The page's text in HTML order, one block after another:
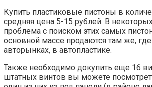
Купить пластиковые пистоны в
средняя цена 5-15 рублей. В
проблема с поиском этих самых
основной массе продаются там же,
авторынках, в автопластике.
Также необходимо докупить еще 16
штатных винтов вы можете